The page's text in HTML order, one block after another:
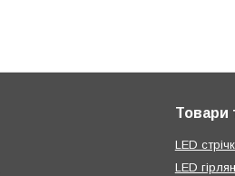
Товари
LED
LED